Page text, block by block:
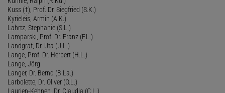
Kuss (†), Prof. Dr. Siegfried (S.K.)
Kyrieleis, Armin (A.K.)
Lahrtz, Stephanie (S.L.)
Lamparski, Prof. Dr. Franz (F.L.)
Landgraf, Dr. Uta (U.L.)
Lange, Prof. Dr. Herbert (H.L.)
Lange, Jörg
Langer, Dr. Bernd (B.La.)
Larbolette, Dr. Oliver (O.L.)
Laurien-Kehnen, Dr. Claudia (C.L.)